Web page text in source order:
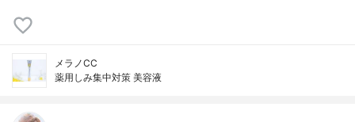
メラノCC
薬用しみ集中対策 美容液